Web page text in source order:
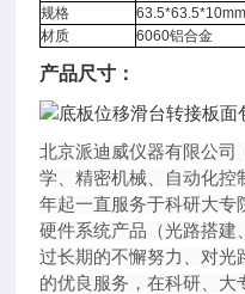
规格
63.5*63.5*10mm
材质
6060铝合金
产品尺寸：
北京派迪威仪器有限公司
学、精密机械、自动化控
年起一直服务于科研大专
硬件系统产品（光路搭建
过长期的不懈努力、对光
的优良服务，在科研、大